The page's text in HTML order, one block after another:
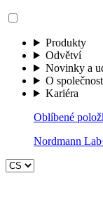
Produkty
Odvětví
Novinky a
O
Kariéra
Oblíbené
Nordmann